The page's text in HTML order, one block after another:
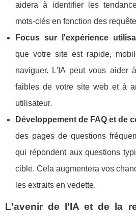
aidera à identifier les
mots-clés en fonction des
Focus sur l'expérience
que votre site est rapide,
naviguer. L'IA peut vous aider
faibles de votre site web et à
utilisateur.
Développement de FAQ et de
des pages de questions
qui répondent aux questions
cible. Cela augmentera vos
les extraits en vedette.
L'avenir de l'IA et de la